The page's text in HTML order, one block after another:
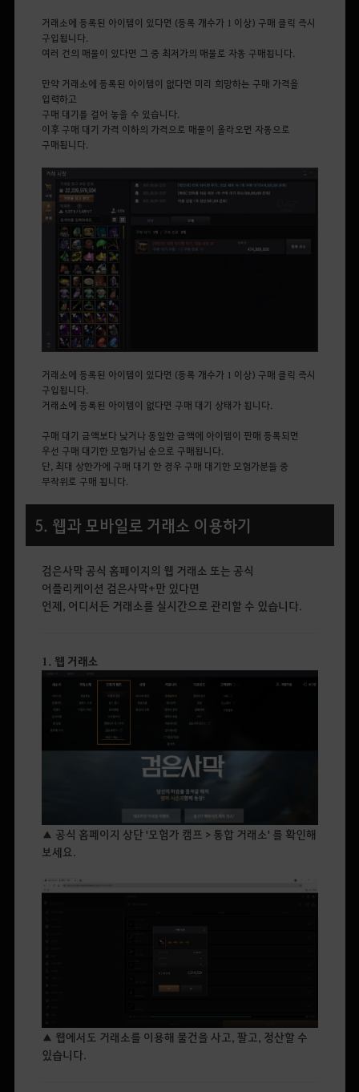
거래소에 등록된 아이템이 있다면 (등록 개수가 1 이상) 구매 클릭 즉시
구입됩니다.
여러 건의 매물이 있다면 그 중 최저가의 매물로 자동 구매됩니다.
만약 거래소에 등록된 아이템이 없다면 미리 희망하는 구매 가격을
입력하고
구매 대기를 걸어 놓을 수 있습니다.
이후 구매 대기 가격 이하의 가격으로 매물이 올라오면 자동으로
구매됩니다.
거래소에 등록된 아이템이 있다면 (등록 개수가 1 이상) 구매 클릭 즉시
구입됩니다.
거래소에 등록된 아이템이 없다면 구매 대기 상태가 됩니다.
구매 대기 금액보다 낮거나 동일한 금액에 아이템이 판매 등록되면
우선 구매 대기한 모험가님 순으로 구매됩니다.
단, 최대 상한가에 구매 대기 한 경우 구매 대기한 모험가분들 중
무작위로 구매 됩니다.
5. 웹과 모바일로 거래소 이용하기
검은사막 공식 홈페이지의 웹 거래소 또는 공식
어플리케이션 검은사막+만 있다면
언제, 어디서든 거래소를 실시간으로 관리할 수 있습니다.
1. 웹 거래소
▲ 공식 홈페이지 상단 '모험가 캠프 > 통합 거래소' 를 확인해
보세요.
▲ 웹에서도 거래소를 이용해 물건을 사고, 팔고, 정산할 수
있습니다.